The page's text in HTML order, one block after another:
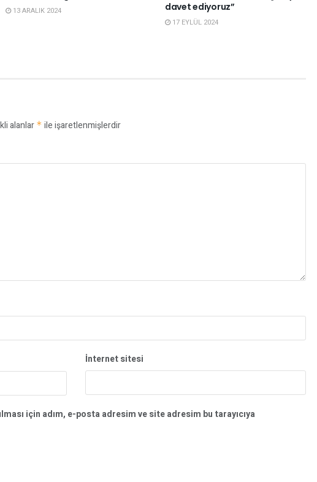
13 ARALIK 2024
davet ediyoruz”
17 EYLÜL 2024
alanlar * ile işaretlenmişlerdir
İnternet sitesi
için adım, e-posta adresim ve site adresim bu tarayıcıya